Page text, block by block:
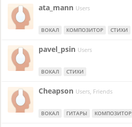
ata_mann Users
ВОКАЛ КОМПОЗИТОР СТИХИ
pavel_psin Users
ВОКАЛ СТИХИ
Cheapson Users, Friends
ВОКАЛ ГИТАРЫ КОМПОЗИТОР